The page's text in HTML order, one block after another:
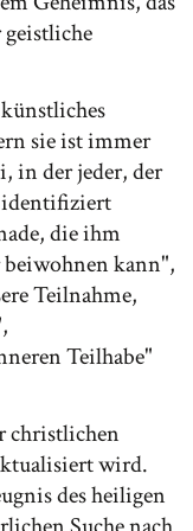
sie ist immer
in der jeder, der
die ihm
kann",
Teilnahme,
Teilhabe"
christlichen
wird.
des heiligen